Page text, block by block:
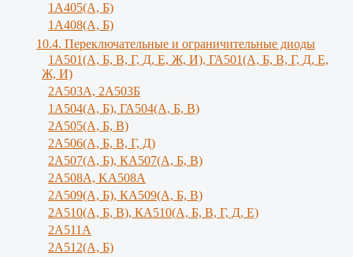
1А405(А, Б)
1А408(А, Б)
10.4. Переключательные и ограничительные диоды
1А501(А, Б, В, Г, Д, E, Ж, И), ГА501(А, Б, В, Г, Д, Е,
Ж, И)
2A503A, 2А503Б
1А504(А, Б), ГА504(А, Б, В)
2А505(А, Б, B)
2А506(А, Б, В, Г, Д)
2А507(А, Б), КА507(А, Б, В)
2А508А, KA508A
2А509(А, Б), КА509(А, Б, В)
2А510(А, Б, В), КА510(А, Б, В, Г, Д, Е)
2А511А
2А512(А, Б)